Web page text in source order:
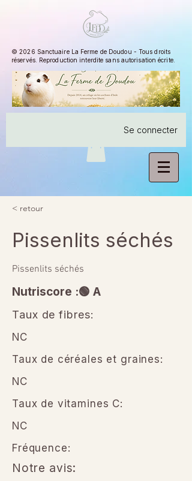
© 2026 Sanctuaire La Ferme de Doudou - Tous droits
réservés. Reproduction interdite sans autorisation écrite.
Se connecter
< retour
Pissenlits séchés
Pissenlits séchés
Nutriscore :🟢 A
Taux de fibres:
NC
Taux de céréales et graines:
NC
Taux de vitamines C:
NC
Fréquence:
Notre avis: